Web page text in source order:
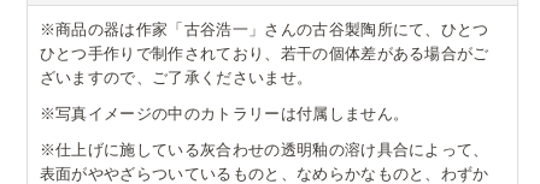
※商品の器は作家「古谷浩一」さんの古谷製陶所にて、ひとつ
ひとつ手作りで制作されており、若干の個体差がある場合がご
ざいますので、ご了承くださいませ。
※写真イメージの中のカトラリーは付属しません。
※仕上げに施している灰合わせの透明釉の溶け具合によって、
表面がややざらついているものと、なめらかなものと、わずか